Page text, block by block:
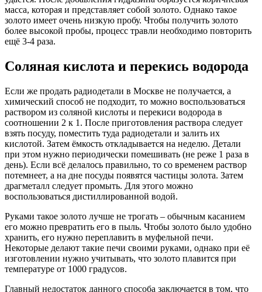
масса, которая и представляет собой золото. Однако такое
золото имеет очень низкую пробу. Чтобы получить золото
более высокой пробы, процесс травли необходимо повторить
ещё 3-4 раза.
Соляная кислота и перекись водорода
Если же продать радиодетали в Москве не получается, а
химический способ не подходит, то можно воспользоваться
раствором из соляной кислоты и перекиси водорода в
соотношении 2 к 1. После приготовления раствора следует
взять посуду, поместить туда радиодетали и залить их
кислотой. Затем ёмкость откладывается на неделю. Детали
при этом нужно периодически помешивать (не реже 1 раза в
день). Если всё делалось правильно, то со временем раствор
потемнеет, а на дне посуды появятся частицы золота. Затем
драгметалл следует промыть. Для этого можно
воспользоваться дистиллированной водой.
Руками такое золото лучше не трогать – обычным касанием
его можно превратить его в пыль. Чтобы золото было удобно
хранить, его нужно переплавить в муфельной печи.
Некоторые делают такие печи своими руками, однако при её
изготовлении нужно учитывать, что золото плавится при
температуре от 1000 градусов.
Главный недостаток данного способа заключается в том, что